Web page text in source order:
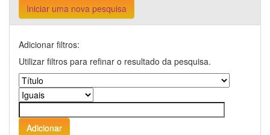
Iniciar uma nova pesquisa
Adicionar filtros:
Utilizar filtros para refinar o resultado da pesquisa.